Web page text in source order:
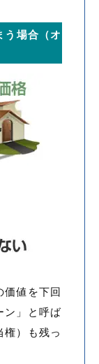
う場合（オ
価値を下回
ン」と呼ば
）も残っ